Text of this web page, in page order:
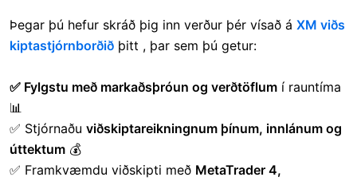
Þegar þú hefur skráð þig inn verður þér vísað á XM viðs
kiptastjórnborðið þitt , þar sem þú getur:
✅ Fylgstu með markaðsþróun og verðtöflum í rauntíma
📊
✅ Stjórnaðu viðskiptareikningnum þínum, innlánum og
úttektum 💰
✅ Framkvæmdu viðskipti með MetaTrader 4,